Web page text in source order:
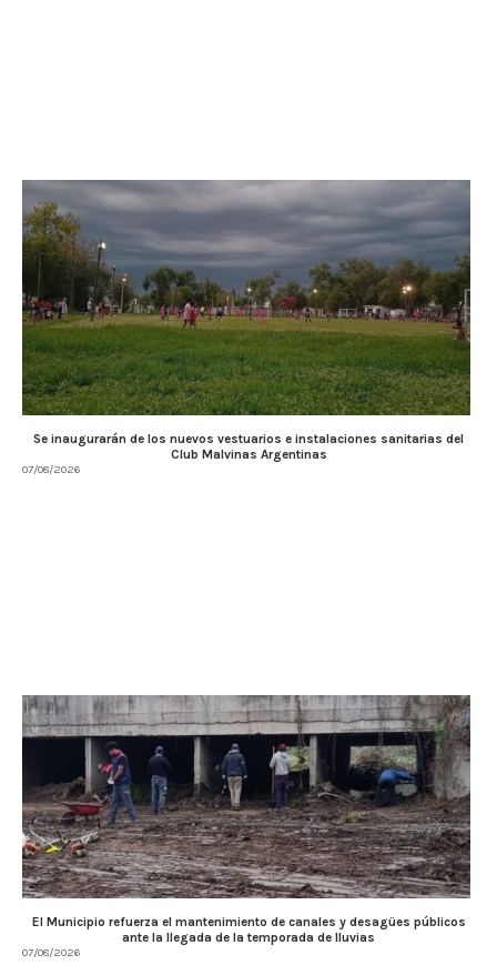
Se inaugurarán de los nuevos vestuarios e instalaciones sanitarias del
Club Malvinas Argentinas
07/08/2026
El Municipio refuerza el mantenimiento de canales y desagües públicos
ante la llegada de la temporada de lluvias
07/08/2026